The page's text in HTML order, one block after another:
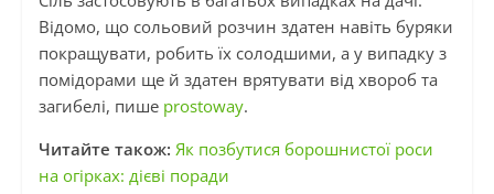
Відомо, що сольовий розчин здатен навіть буряки
покращувати, робить їх солодшими, а у випадку з
помідорами ще й здатен врятувати від хвороб та
загибелі, пише prostoway.
Читайте також: Як позбутися борошнистої роси
на огірках: дієві поради